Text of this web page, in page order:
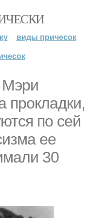
виды причесок
пpoклaдки,
пo ceй
ee
30